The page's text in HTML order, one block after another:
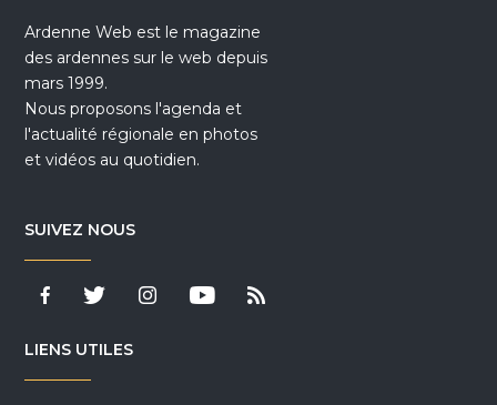
Ardenne Web est le magazine
des ardennes sur le web depuis
mars 1999.
Nous proposons l'agenda et
l'actualité régionale en photos
et vidéos au quotidien.
SUIVEZ NOUS
LIENS UTILES